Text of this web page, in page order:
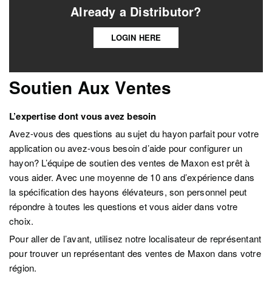
Already a Distributor?
LOGIN HERE
Soutien Aux Ventes
L’expertise dont vous avez besoin
Avez-vous des questions au sujet du hayon parfait pour votre
application ou avez-vous besoin d’aide pour configurer un
hayon? L’équipe de soutien des ventes de Maxon est prêt à
vous aider. Avec une moyenne de 10 ans d’expérience dans
la spécification des hayons élévateurs, son personnel peut
répondre à toutes les questions et vous aider dans votre
choix.
Pour aller de l’avant, utilisez notre localisateur de représentant
pour trouver un représentant des ventes de Maxon dans votre
région.